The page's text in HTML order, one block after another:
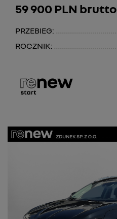
59 900 PLN brutto
PRZEBIEG:
ROCZNIK: